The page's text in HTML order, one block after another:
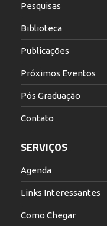
Pesquisas
Biblioteca
Publicações
Próximos Eventos
Pós Graduação
Contato
SERVIÇOS
Agenda
Links Interessantes
Como Chegar